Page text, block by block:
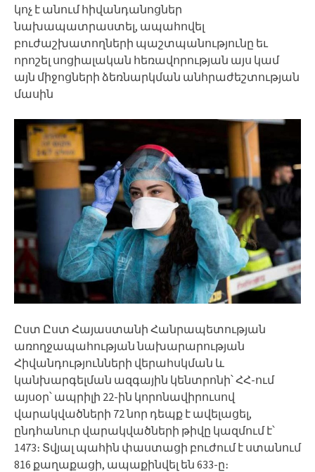
կոչ է անում հիվանդանոցներ
նախապատրաստել, ապահովել
բուժաշխատողների պաշտպանությունը եւ
որոշել սոցիալական հեռավորության այս կամ
այն միջոցների ձեռնարկման անհրաժեշտության
մասին
Ըստ Ըստ Հայաստանի Հանրապետության
առողջապահության նախարարության
Հիվանդությունների վերահսկման և
կանխարգելման ազգային կենտրոնի՝ ՀՀ-ում
այսօր՝ ապրիլի 22-ին կորոնավիրուսով
վարակվածների 72 նոր դեպք է ավելացել,
ընդհանուր վարակվածների թիվը կազմում է՝
1473։ Տվյալ պահին փաստացի բուժում է ստանում
816 քաղաքացի, ապաքինվել են 633-ը։